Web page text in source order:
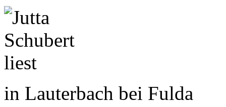
in Lauterbach bei Fulda